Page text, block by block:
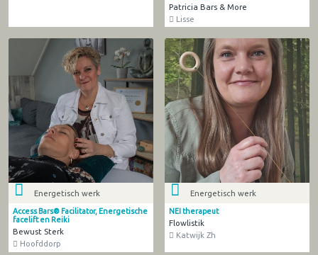
Patricia Bars & More
Lisse
Energetisch werk
Access Bars® Facilitator, Energetische
facelift en Reiki
Bewust Sterk
Hoofddorp
Energetisch werk
NEI therapeut
Flowlistik
Katwijk Zh